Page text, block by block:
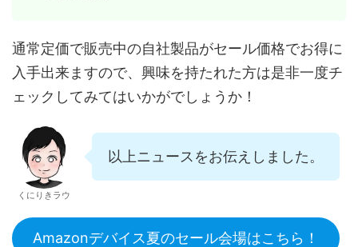
通常定価で販売中の自社製品がセール価格でお得に
入手出来ますので、興味を持たれた方は是非一度チ
ェックしてみてはいかがでしょうか！
くにりきラウ
以上ニュースをお伝えしました。
Amazonデバイス夏のセール会場はこちら！